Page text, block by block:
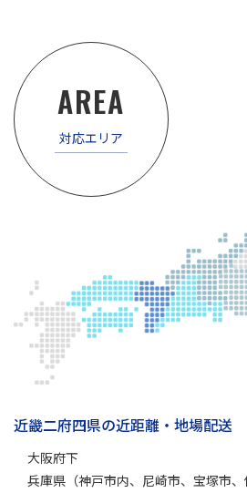
AREA
対応エリア
近畿二府四県の近距離・地場配送
大阪府下
兵庫県（神戸市内、尼崎市、宝塚市、